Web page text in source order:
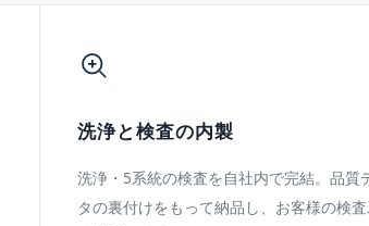
洗浄と検査の内製
洗浄・5系統の検査を自社内で完結。品質
タの裏付けをもって納品し、お客様の検